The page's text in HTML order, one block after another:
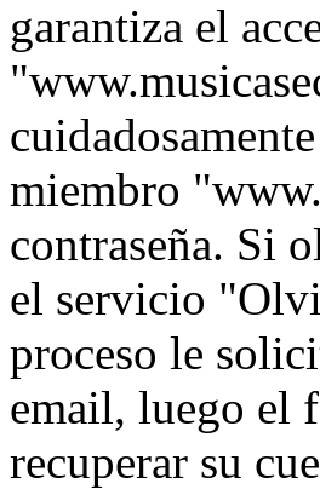
garantiza el
miembro
contraseña. Si
el servicio
proceso le
email, luego el
recuperar su